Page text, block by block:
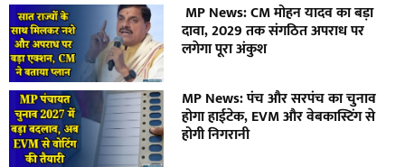
MP News: CM मोहन यादव का बड़ा
दावा, 2029 तक संगठित अपराध पर
लगेगा पूरा अंकुश
MP News: पंच और सरपंच का चुनाव
होगा हाईटेक, EVM और वेबकास्टिंग से
होगी निगरानी